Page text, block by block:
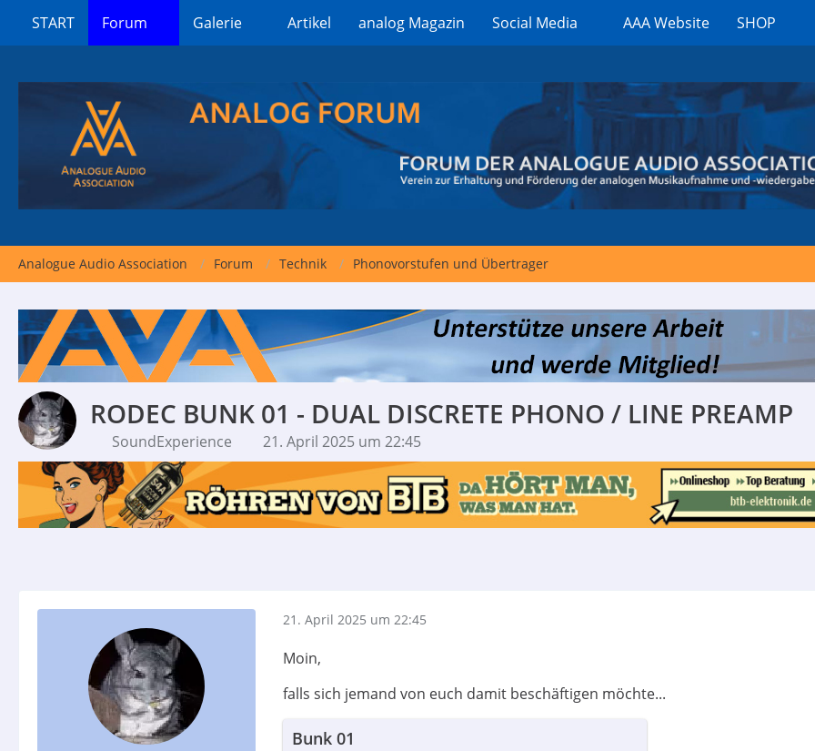
START Forum Galerie Artikel analog Magazin Social Media AAA Website SHOP
Analogue Audio Association Forum Technik Phonovorstufen und Übertrager
RODEC BUNK 01 - DUAL DISCRETE PHONO / LINE PREAMP
SoundExperience 21. April 2025 um 22:45
21. April 2025 um 22:45
Moin,
falls sich jemand von euch damit beschäftigen möchte...
Bunk 01